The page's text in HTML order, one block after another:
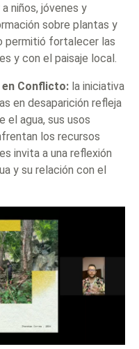
niños, jóvenes y
sobre plantas y
permitió fortalecer las
y con el paisaje local.
Conflicto: la iniciativa
en desaparición refleja
el agua, sus usos
los recursos
invita a una reflexión
y su relación con el